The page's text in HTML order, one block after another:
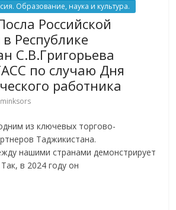
Образование, наука и культура.
Российской
Республике
С.В.Григорьева
по случаю Дня
работника
из ключевых торгово-
Таджикистана.
нашими странами демонстрирует
в 2024 году он